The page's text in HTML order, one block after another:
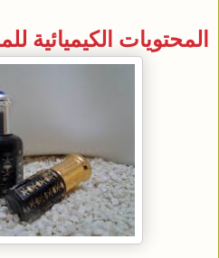
المحتويات الكيميائية